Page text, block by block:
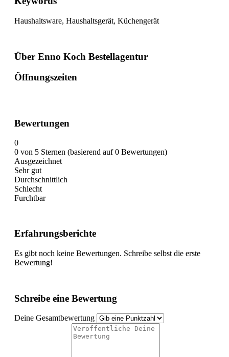
Haushaltsware, Haushaltsgerät, Küchengerät
Über Enno Koch Bestellagentur
Öffnungszeiten
Bewertungen
0
0 von 5 Sternen (basierend auf 0 Bewertungen)
Ausgezeichnet
Sehr gut
Durchschnittlich
Schlecht
Furchtbar
Erfahrungsberichte
Es gibt noch keine Bewertungen. Schreibe selbst die erste
Bewertung!
Schreibe eine Bewertung
Deine Gesamtbewertung